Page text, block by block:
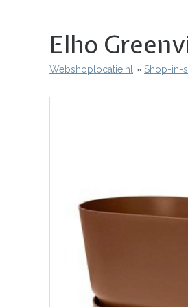
Elho
Kruimelpad
Webshoplocatie.nl Shop-in-